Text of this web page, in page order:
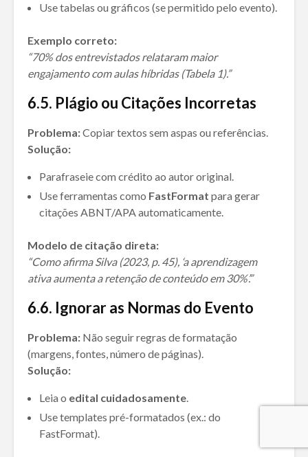
Use tabelas ou gráficos (se permitido pelo evento).
Exemplo correto:
“70% dos entrevistados relataram maior
engajamento com aulas híbridas (Tabela 1).”
6.5. Plágio ou Citações Incorretas
Problema:Copiar textos sem aspas ou referências.
Solução:
Parafraseie com crédito ao autor original.
Use ferramentas como FastFormat para gerar
citações ABNT/APA automaticamente.
Modelo de citação direta:
“Como afirma Silva (2023, p. 45), ‘a aprendizagem
ativa aumenta a retenção de conteúdo em 30%’.”
6.6. Ignorar as Normas do Evento
Problema: Não seguir regras de formatação
(margens, fontes, número de páginas).
Solução:
Leia o edital cuidadosamente.
Use templates pré-formatados (ex.: do
FastFormat).